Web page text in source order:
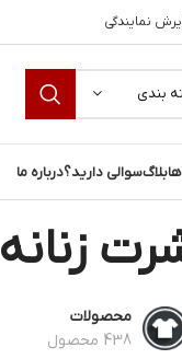
نمایندگی
بندی
بلاگسوالی دارید؟درباره ما
زنانه
محصولات
438 محصول